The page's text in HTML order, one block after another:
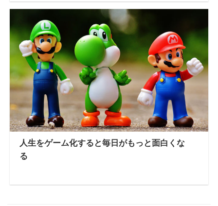
人生をゲーム化すると毎日がもっと面白くな
る